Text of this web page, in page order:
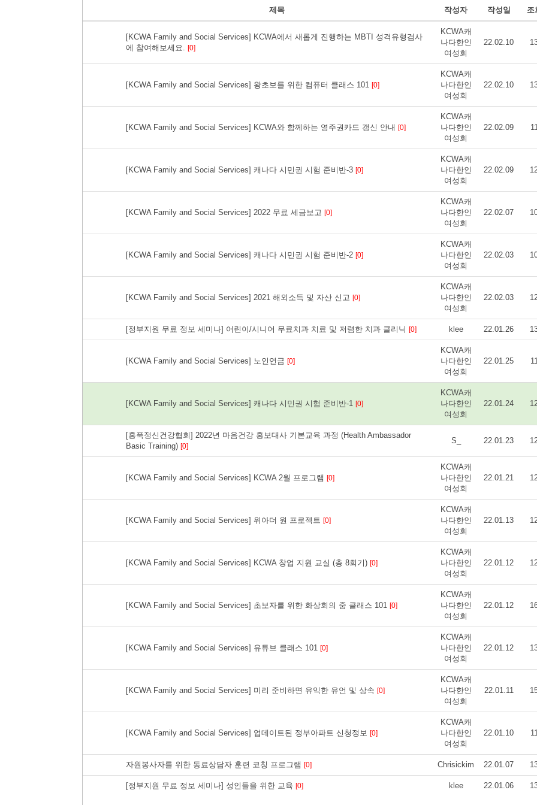
제목 작성자 작성일 조
[KCWA Family and Social Services] KCWA에서 새롭게 진행하는 MBTI 성격유형검사
에 참여해보세요. [0]
KCWA캐
나다한인
여성회
22.02.10
[KCWA Family and Social Services] 왕초보를 위한 컴퓨터 클래스 101 [0]
KCWA캐
나다한인
여성회
22.02.10
[KCWA Family and Social Services] KCWA와 함께하는 영주권카드 갱신 안내 [0]
KCWA캐
나다한인
여성회
22.02.09
[KCWA Family and Social Services] 캐나다 시민권 시험 준비반-3 [0]
KCWA캐
나다한인
여성회
22.02.09
[KCWA Family and Social Services] 2022 무료 세금보고 [0]
KCWA캐
나다한인
여성회
22.02.07
[KCWA Family and Social Services] 캐나다 시민권 시험 준비반-2 [0]
KCWA캐
나다한인
여성회
22.02.03
[KCWA Family and Social Services] 2021 해외소득 및 자산 신고 [0]
KCWA캐
나다한인
여성회
22.02.03
[정부지원 무료 정보 세미나] 어린이/시니어 무료치과 치료 및 저렴한 치과 클리닉 [0] klee 22.01.26
[KCWA Family and Social Services] 노인연금 [0]
KCWA캐
나다한인
여성회
22.01.25
[KCWA Family and Social Services] 캐나다 시민권 시험 준비반-1 [0]
KCWA캐
나다한인
여성회
22.01.24
[홍푹정신건강협회] 2022년 마음건강 홍보대사 기본교육 과정 (Health Ambassador
Basic Training) [0]
S_ 22.01.23
[KCWA Family and Social Services] KCWA 2월 프로그램 [0]
KCWA캐
나다한인
여성회
22.01.21
[KCWA Family and Social Services] 위아더 원 프로젝트 [0]
KCWA캐
나다한인
여성회
22.01.13
[KCWA Family and Social Services] KCWA 창업 지원 교실 (총 8회기) [0]
KCWA캐
나다한인
여성회
22.01.12
[KCWA Family and Social Services] 초보자를 위한 화상회의 줌 클래스 101 [0]
KCWA캐
나다한인
여성회
22.01.12
[KCWA Family and Social Services] 유튜브 클래스 101 [0]
KCWA캐
나다한인
여성회
22.01.12
[KCWA Family and Social Services] 미리 준비하면 유익한 유언 및 상속 [0]
KCWA캐
나다한인
여성회
22.01.11
[KCWA Family and Social Services] 업데이트된 정부아파트 신청정보 [0]
KCWA캐
나다한인
여성회
22.01.10
자원봉사자를 위한 동료상담자 훈련 코칭 프로그램 [0] Chrisickim 22.01.07
[정부지원 무료 정보 세미나] 성인들을 위한 교육 [0] klee 22.01.06